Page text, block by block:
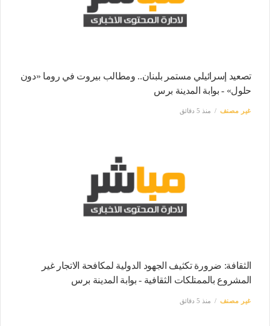
تصعيد إسرائيلي مستمر بلبنان.. ومطالب بيروت في روما «دون
حلول» - بوابة المدينة برس
غير مصنف منذ 5 دقائق
الثقافة: ضرورة تكثيف الجهود الدولية لمكافحة الاتجار غير
المشروع بالممتلكات الثقافية - بوابة المدينة برس
غير مصنف منذ 5 دقائق